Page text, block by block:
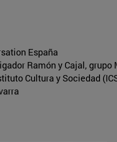
España
Ramón y Cajal, grupo
Cultura y Sociedad